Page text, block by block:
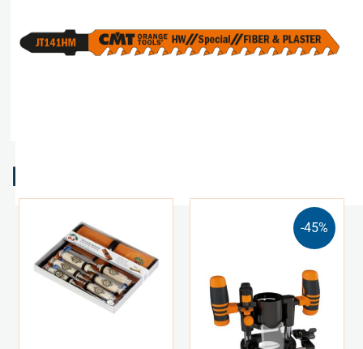
Beskrivelse
Relaterte produkter
-45%